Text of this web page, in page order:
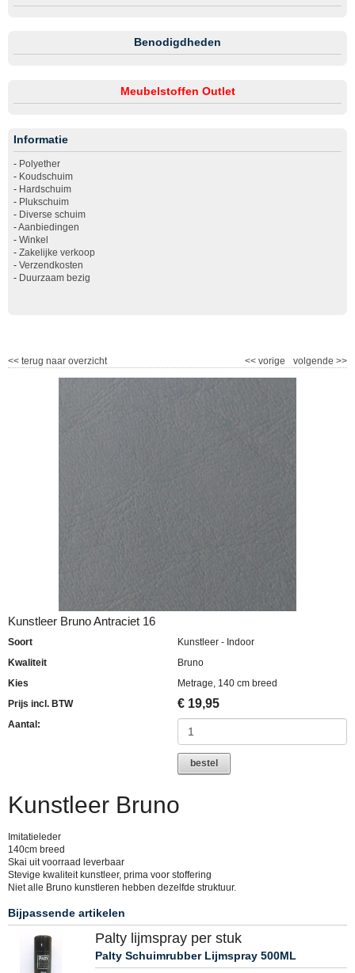
Benodigdheden
Meubelstoffen Outlet
Informatie
- Polyether
- Koudschuim
- Hardschuim
- Plukschuim
- Diverse schuim
-Aanbiedingen
- Winkel
- Zakelijke verkoop
- Verzendkosten
- Duurzaam bezig
<< terug naar overzicht volgende >>
<< vorige
Kunstleer Bruno Antraciet 16
Soort
Kunstleer - Indoor
Kwaliteit
Bruno
Kies
Metrage, 140 cm breed
Prijs incl. BTW
€ 19,95
Aantal:
bestel
Kunstleer Bruno
Imitatieleder
140cm breed
Skai uit voorraad leverbaar
Stevige kwaliteit kunstleer, prima voor stoffering
Niet alle Bruno kunstleren hebben dezelfde struktuur.
Bijpassende artikelen
Palty lijmspray per stuk
Palty Schuimrubber Lijmspray 500ML